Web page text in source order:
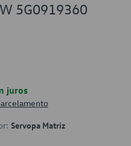
5G0919360
juros
Servopa Matriz